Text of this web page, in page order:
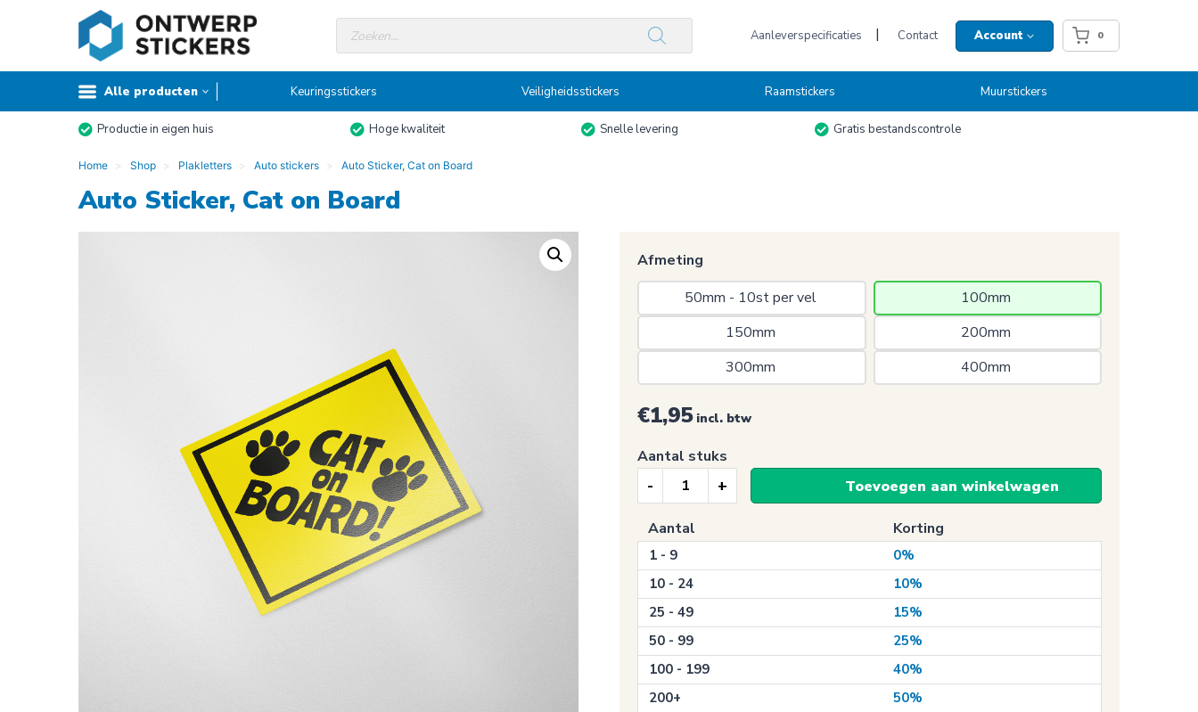
Producten
zoeken Aanleverspecificaties Contact Account 0
Alle producten Keuringsstickers Veiligheidsstickers Raamstickers Muurstickers
Productie in eigen huis Hoge kwaliteit Snelle levering Gratis bestandscontrole
Home Shop Plakletters Auto stickers Auto Sticker, Cat on Board
Auto Sticker, Cat on Board
Afmeting
50mm - 10st per vel
100mm
150mm
200mm
300mm
400mm
€1,95 incl. btw
Cat
on
Board
aantal
Aantal stuks
Toevoegen aan winkelwagen
Aantal Korting
1 - 9
0%
10 - 24
10%
25 - 49
15%
50 - 99
25%
100 - 199
40%
200+
50%